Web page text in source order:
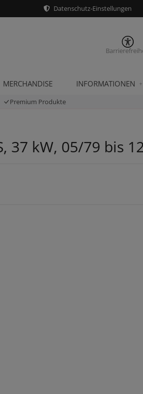
Datenschutz-Einstellungen
MERCHANDISE INFORMATIONEN
Premium Produkte
37 kW, 05/79 bis